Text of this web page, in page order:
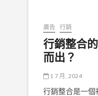
廣告 行銷
行銷整合
而出？
1 7 月, 2024
行銷整合是一